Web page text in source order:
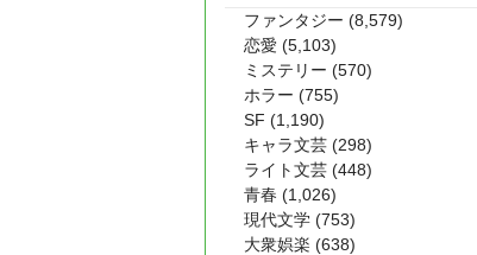
ファンタジー (8,579)
恋愛 (5,103)
ミステリー (570)
ホラー (755)
SF (1,190)
キャラ文芸 (298)
ライト文芸 (448)
青春 (1,026)
現代文学 (753)
大衆娯楽 (638)